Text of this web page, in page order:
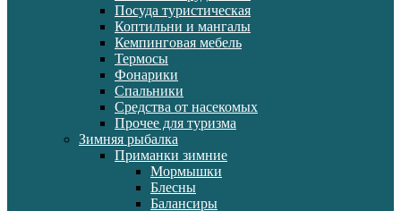
Посуда туристическая
Коптильни и мангалы
Кемпинговая мебель
Термосы
Фонарики
Спальники
Средства от насекомых
Прочее для туризма
Зимняя рыбалка
Приманки зимние
Мормышки
Блесны
Балансиры